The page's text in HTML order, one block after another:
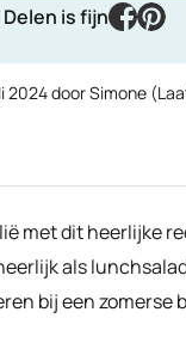
Delen is fijn
2024doorSimone
met dit heerlijke
als
bij een zomerse